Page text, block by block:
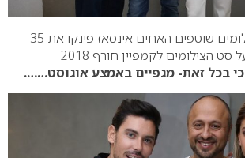
אחרי 6 שעות של צילומים שוטפים האחים אינסאז פינקו את 35
אנשי הצוות שעמלו על סט הצילומים לקמפיין חורף 2018
כי בכל זאת- מגפיים באמצע אוגוסט…….